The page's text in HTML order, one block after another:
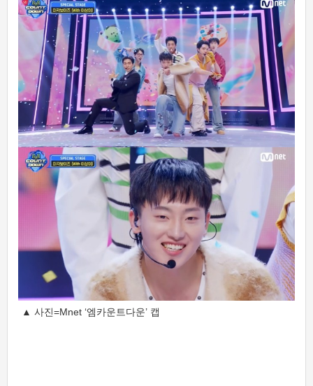
▲ 사진=Mnet ‘엠카운트다운’ 캡